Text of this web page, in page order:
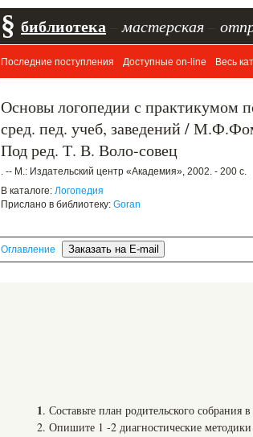
§ библиотека мастерская
Последние поступления Доступные on-line Весь
Основы логопедии с практикумом
сред. пед. учеб, заведений /
Под ред. Т. В. Воло-совец
. -- М.: Издательский центр «Академия», 2002. - 200 с.
В каталоге: Логопедия
Прислано в библиотеку: Goran
Оглавление
1. Составьте план родительского собрания
2. Опишите 1 -2 диагностические